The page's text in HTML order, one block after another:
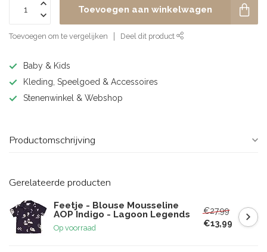
Toevoegen aan winkelwagen
Toevoegen om te vergelijken Deel dit product
Baby & Kids
Kleding, Speelgoed & Accessoires
Stenenwinkel & Webshop
Productomschrijving
Gerelateerde producten
Feetje - Blouse Mousseline
AOP Indigo - Lagoon Legends
Op voorraad
€27,99
€13,99